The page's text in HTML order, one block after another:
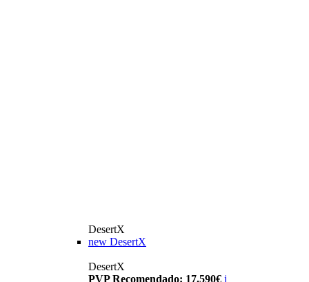
DesertX
new DesertX
DesertX
PVP Recomendado: 17.590€ i